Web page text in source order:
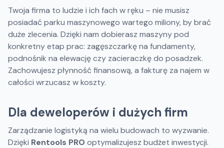
Twoja firma to ludzie i ich fach w ręku – nie musisz
posiadać parku maszynowego wartego miliony, by brać
duże zlecenia. Dzięki nam dobierasz maszyny pod
konkretny etap prac: zagęszczarkę na fundamenty,
podnośnik na elewację czy zacieraczkę do posadzek.
Zachowujesz płynność finansową, a fakturę za najem w
całości wrzucasz w koszty.
Dla deweloperów i dużych firm
Zarządzanie logistyką na wielu budowach to wyzwanie.
Dzięki Rentools PRO optymalizujesz budżet inwestycji.